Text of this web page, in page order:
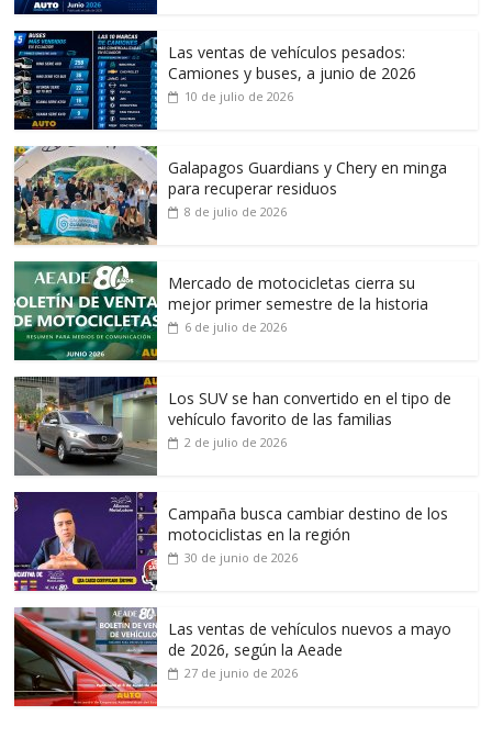
Las ventas de vehículos pesados:
Camiones y buses, a junio de 2026
10 de julio de 2026
Galapagos Guardians y Chery en minga
para recuperar residuos
8 de julio de 2026
Mercado de motocicletas cierra su
mejor primer semestre de la historia
6 de julio de 2026
Los SUV se han convertido en el tipo de
vehículo favorito de las familias
2 de julio de 2026
Campaña busca cambiar destino de los
motociclistas en la región
30 de junio de 2026
Las ventas de vehículos nuevos a mayo
de 2026, según la Aeade
27 de junio de 2026